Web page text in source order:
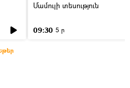
Մամուլի տեսություն
09:30 5 ր